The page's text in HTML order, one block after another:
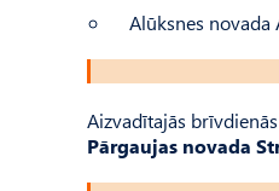
Alūksnes novada
Aizvadītajās
Pārgaujas novada